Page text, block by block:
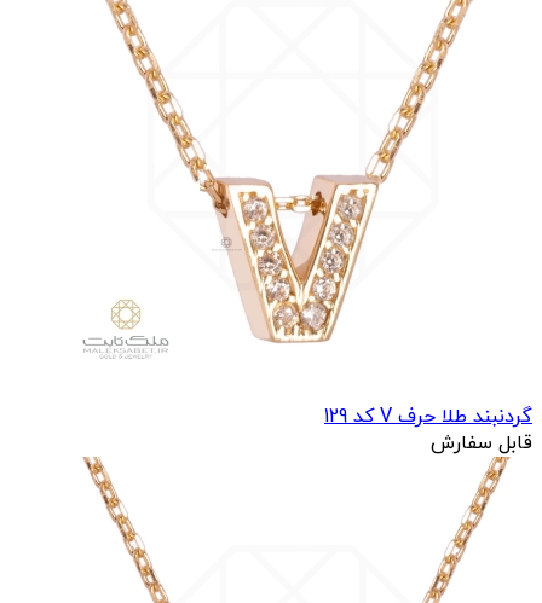
گردنبند طلا حرف V کد 129
قابل سفارش